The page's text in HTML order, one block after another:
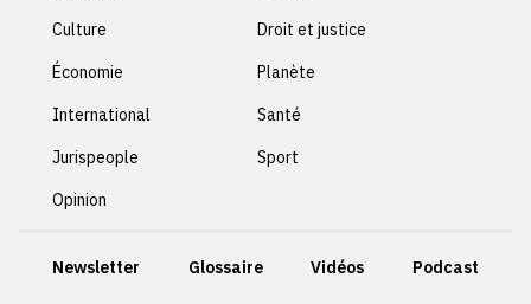
Culture
Économie
International
Jurispeople
Opinion
Droit et justice
Planète
Santé
Sport
Newsletter Glossaire Vidéos Podcast